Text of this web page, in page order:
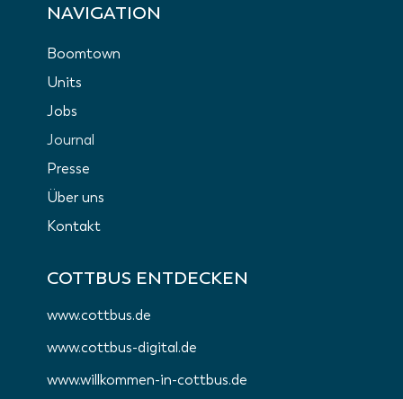
NAVIGATION
Boomtown
Units
Jobs
Journal
Presse
Über uns
Kontakt
COTTBUS ENTDECKEN
www.cottbus.de
www.cottbus-digital.de
www.willkommen-in-cottbus.de